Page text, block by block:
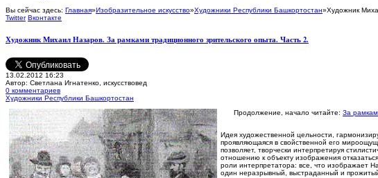
Вы сейчас здесь: Главная»Изобразительное искусство»Художники Республики Башкортостан»Художник
Twitter Вконтакте
Художник Михаил Назаров. За рамками традиционного зрительского опыта. Часть 2.
13.02.2012 16:23
Автор: Светлана Игнатенко, искусствовед
0 комментариев
Художники Республики Башкортостан
Продолжение, начало читайте: За
Идея художественной цельности,
проявляющаяся в свойственной его
позволяет, творчески интерпретируя
отношению к объекту изображения
роли интерпретатора: все, что изображает
один неразрывный, выстраданный и